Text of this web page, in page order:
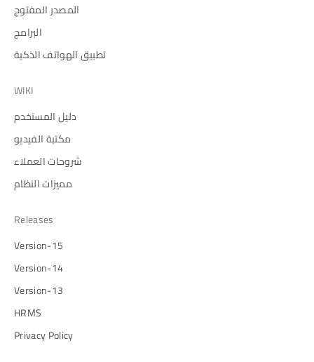
المصدر المفتوح
البرامج
تطبيق الهواتف الذكية
WIKI
دليل المستخدم
مكتبة الفيديو
شروحات العملاء
مميزات النظام
Releases
Version-15
Version-14
Version-13
HRMS
Privacy Policy